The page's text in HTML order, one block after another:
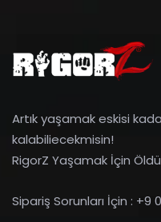
Artık yaşamak eskisi
kalabiliecekmisin!
RigorZ Yaşamak İçin
Sipariş Sorunları İçin : +9